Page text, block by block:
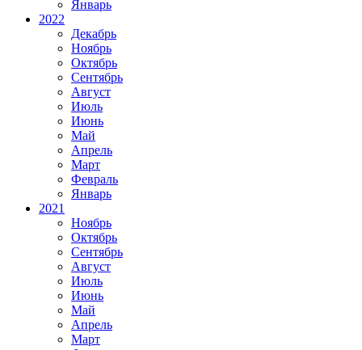
Январь
2022
Декабрь
Ноябрь
Октябрь
Сентябрь
Август
Июль
Июнь
Май
Апрель
Март
Февраль
Январь
2021
Ноябрь
Октябрь
Сентябрь
Август
Июль
Июнь
Май
Апрель
Март